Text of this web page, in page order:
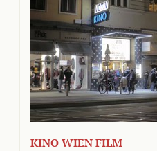
KINO WIEN FILM